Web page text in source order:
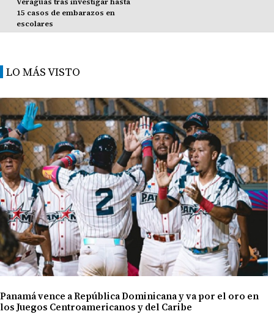
15 casos de embarazos en
escolares
LO MÁS VISTO
Panamá vence a República Dominicana y va por el oro en
los Juegos Centroamericanos y del Caribe